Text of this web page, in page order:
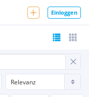
Einloggen